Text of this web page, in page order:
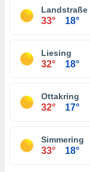
Landstraße
33° 18°
Liesing
32° 18°
Ottakring
32° 17°
Simmering
33° 18°